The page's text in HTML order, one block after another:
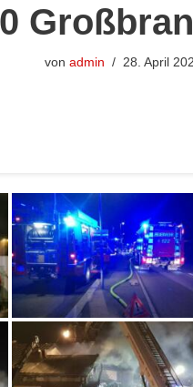
von admin 28. April